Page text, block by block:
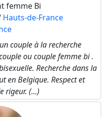
femme Bi
Hauts-de-France
couple à la recherche
ou couple femme bi .
Recherche dans la
en Belgique. Respect et
rigeur. (...)